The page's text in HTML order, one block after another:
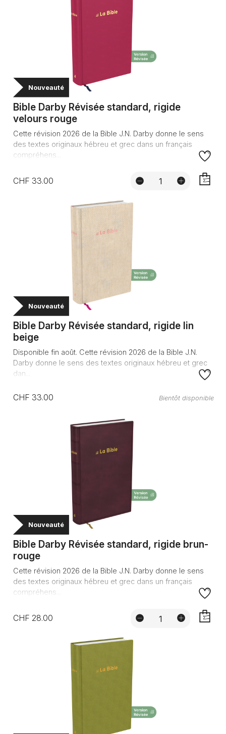
Nouveauté
Bible Darby Révisée standard, rigide
velours rouge
Cette révision 2026 de la Bible J.N. Darby donne le sens
des textes originaux hébreu et grec dans un français
compréhens...
CHF 33.00
Nouveauté
Bible Darby Révisée standard, rigide lin
beige
Disponible fin août. Cette révision 2026 de la Bible J.N.
Darby donne le sens des textes originaux hébreu et grec
dan...
CHF 33.00 Bientôt disponible
Nouveauté
Bible Darby Révisée standard, rigide brun-
rouge
Cette révision 2026 de la Bible J.N. Darby donne le sens
des textes originaux hébreu et grec dans un français
compréhens...
CHF 28.00